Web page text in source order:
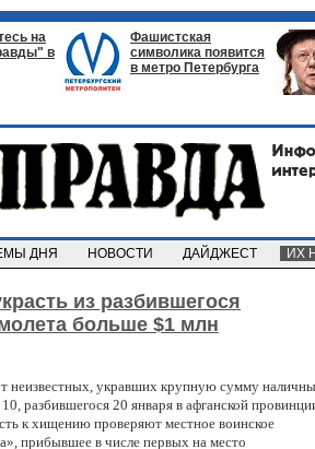
на
в
Фашистская
символика появится
в метро Петербурга
ДНЯ НОВОСТИ ДАЙДЖЕСТ ИХ
из разбившегося
больше $1 млн
неизвестных, укравших крупную сумму
разбившегося 20 января в афганской
к хищению проверяют местное воинское
прибывшее в числе первых на место